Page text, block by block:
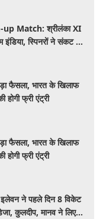
Match: श्रीलंका XI
स्पिनरों ने संकट में
फैसला, भारत के खिलाफ
होगी फ्री एंट्री
फैसला, भारत के खिलाफ
होगी फ्री एंट्री
इलेवन ने पहले दिन 8 विकेट
कुलदीप, मानव ने लिए